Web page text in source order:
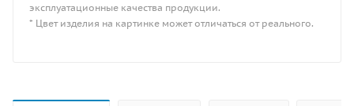
эксплуатационные качества продукции.
* Цвет изделия на картинке может отличаться от реального.